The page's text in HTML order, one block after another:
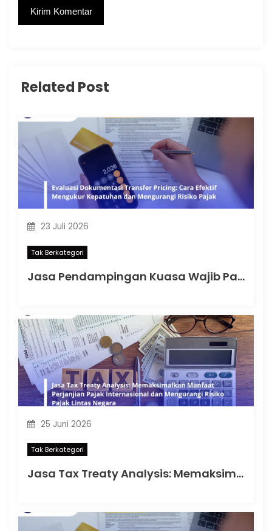
Related Post
23 Juli 2026
Tak Berkategori
Jasa Pendampingan Kuasa Wajib Pajak: Memahami Mulai Kapan SKT Wajib bagi Kuasa Wajib Pajak Menurut PMK 44 Tahun 2026
25 Juni 2026
Tak Berkategori
Jasa Tax Treaty Analysis: Memaksimalkan Manfaat Perjanjian Pajak Internasional dan Mengurangi Risiko Pajak Lintas Negara